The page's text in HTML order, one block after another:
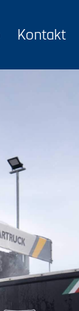
Kontakt